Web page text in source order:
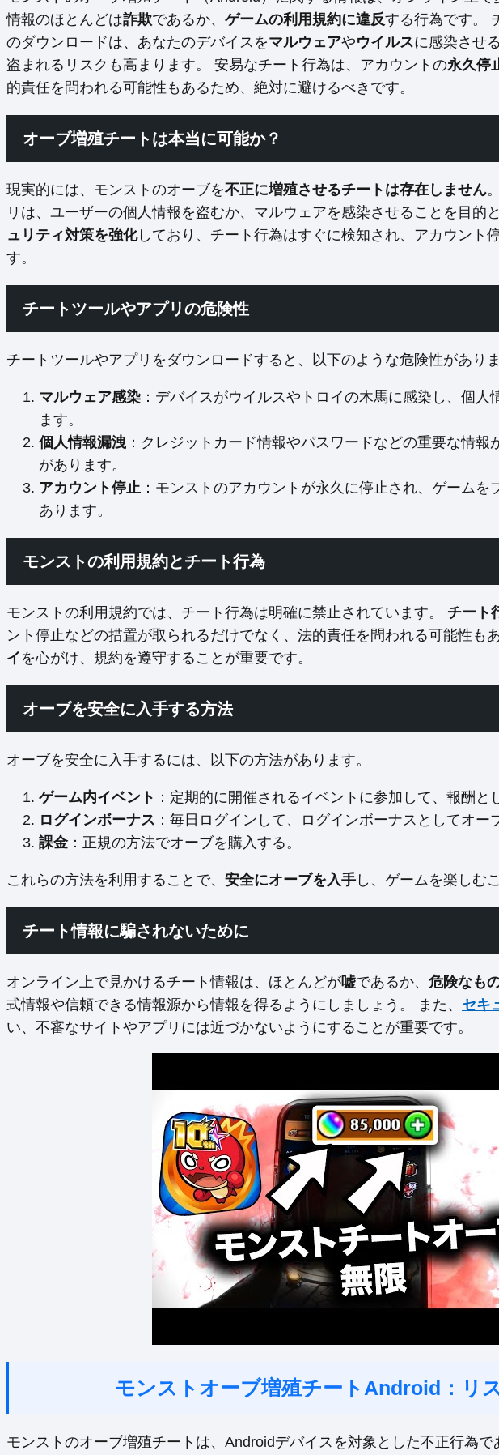
情報のほとんどは詐欺であるか、 ゲームの利用規約に違反する行為です。
のダウンロードは、あなたのデバイスをマルウェアやウイルスに感染させ
盗まれるリスクも高まります。 安易なチート行為は、アカウントの永久停
的責任を問われる可能性もあるため、絶対に避けるべきです。
オーブ増殖チートは本当に可能か？
現実的には、モンストのオーブを不正に増殖させるチートは存在しません
リは、ユーザーの個人情報を盗むか、マルウェアを感染させることを目的
ュリティ対策を強化しており、チート行為はすぐに検知され、アカウント
す。
チートツールやアプリの危険性
チートツールやアプリをダウンロードすると、以下のような危険性がありま
マルウェア感染 ：デバイスがウイルスやトロイの木馬に感染し、個人
ます。
個人情報漏洩 ：クレジットカード情報やパスワードなどの重要な情報
があります。
アカウント停止 ：モンストのアカウントが永久に停止され、ゲーム
あります。
モンストの利用規約とチート行為
モンストの利用規約では、チート行為は明確に禁止されています。 チート
ント停止などの措置が取られるだけでなく、法的責任を問われる可能性も
イ を心がけ、規約を遵守することが重要です。
オーブを安全に入手する方法
オーブを安全に入手するには、以下の方法があります。
ゲーム内イベント ：定期的に開催されるイベントに参加して、報酬と
ログインボーナス ：毎日ログインして、ログインボーナスとしてオー
課金：正規の方法でオーブを購入する。
これらの方法を利用することで、 安全にオーブを入手 し、ゲームを楽しむ
チート情報に騙されないために
オンライン上で見かけるチート情報は、ほとんどが嘘であるか、 危険なも
式情報や信頼できる情報源から情報を得るようにしましょう。 また、 セキ
い、不審なサイトやアプリには近づかないようにすることが重要です。
モンストオーブ増殖チートAndroid：リ
モンストのオーブ増殖チートは、Androidデバイスを対象とした不正行為